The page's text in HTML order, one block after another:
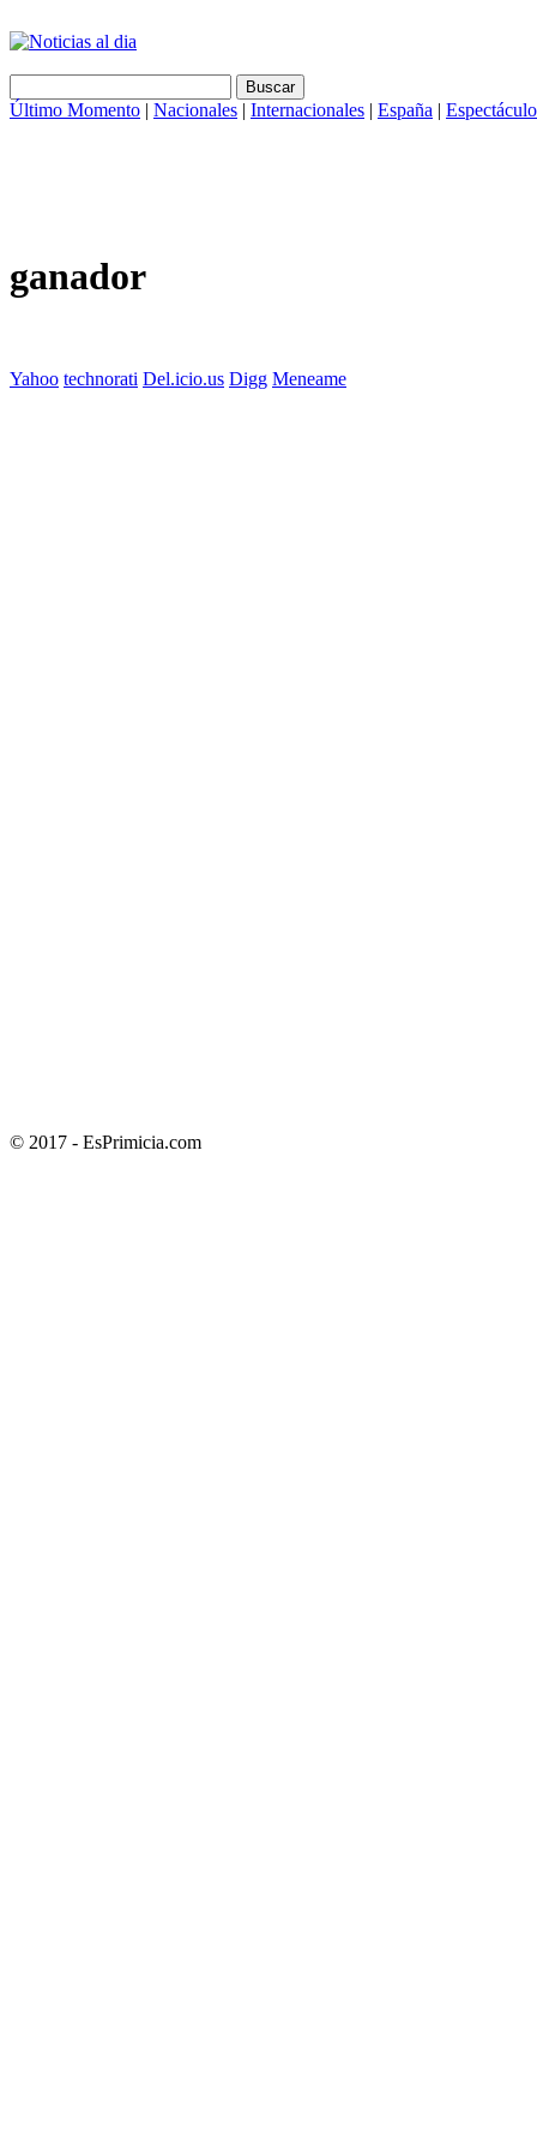
Último Momento | Nacionales | Internacionales | España |
ganador
Yahoo technorati Del.icio.us Digg Meneame
© 2017 - EsPrimicia.com